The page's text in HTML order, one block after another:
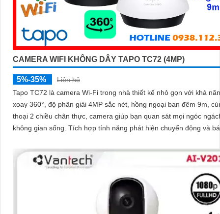
CAMERA WIFI KHÔNG DÂY TAPO TC72 (4MP)
5%-35%
Liên hệ
Tapo TC72 là camera Wi-Fi trong nhà thiết kế nhỏ gọn với khả
xoay 360°, độ phân giải 4MP sắc nét, hồng ngoại ban đêm 9m,
thoại 2 chiều chân thực, camera giúp bạn quan sát mọi ngóc
không gian sống. Tích hợp tính năng phát hiện chuyển động và báo động
sự an tâm tuyệt đối cho cả gia đình